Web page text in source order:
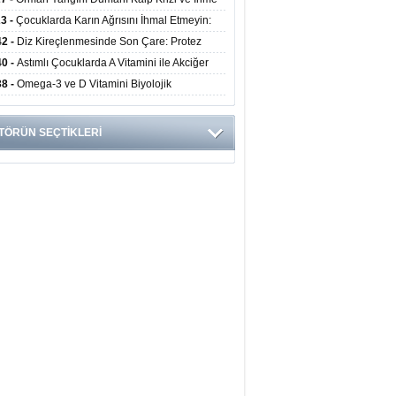
Artırıyor
- Çocuklarda Karın Ağrısını İhmal Etmeyin:
Habercisi Olabilir
- Diz Kireçlenmesinde Son Çare: Protez
İle Yaşam Kalitesi Artıyor
- Astımlı Çocuklarda A Vitamini ile Akciğer
Arasında Bağlantı Bulundu
- Omega-3 ve D Vitamini Biyolojik
Yavaşlatabilir
SEÇTİKLERİ